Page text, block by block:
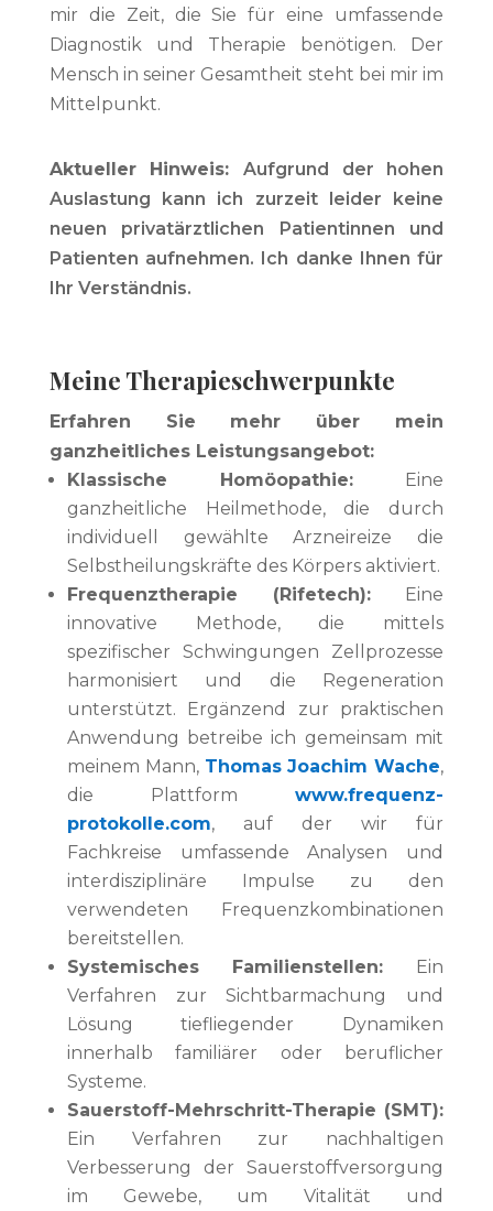
mir die Zeit, die Sie für eine umfassende
Diagnostik und Therapie benötigen. Der
Mensch in seiner Gesamtheit steht bei mir im
Mittelpunkt.
Aktueller Hinweis: Aufgrund der hohen
Auslastung kann ich zurzeit leider keine
neuen privatärztlichen Patientinnen und
Patienten aufnehmen. Ich danke Ihnen für
Ihr Verständnis.
Meine Therapieschwerpunkte
Erfahren Sie mehr über mein
ganzheitliches Leistungsangebot:
Klassische Homöopathie: Eine
ganzheitliche Heilmethode, die durch
individuell gewählte Arzneireize die
Selbstheilungskräfte des Körpers aktiviert.
Frequenztherapie (Rifetech): Eine
innovative Methode, die mittels
spezifischer Schwingungen Zellprozesse
harmonisiert und die Regeneration
unterstützt. Ergänzend zur praktischen
Anwendung betreibe ich gemeinsam mit
meinem Mann, Thomas Joachim Wache,
die Plattformwww.frequenz-
protokolle.com, auf der wir für
Fachkreise umfassende Analysen und
interdisziplinäre Impulse zu den
verwendeten Frequenzkombinationen
bereitstellen.
Systemisches Familienstellen: Ein
Verfahren zur Sichtbarmachung und
Lösung tiefliegender Dynamiken
innerhalb familiärer oder beruflicher
Systeme.
Sauerstoff-Mehrschritt-Therapie (SMT):
Ein Verfahren zur nachhaltigen
Verbesserung der Sauerstoffversorgung
im Gewebe, um Vitalität und